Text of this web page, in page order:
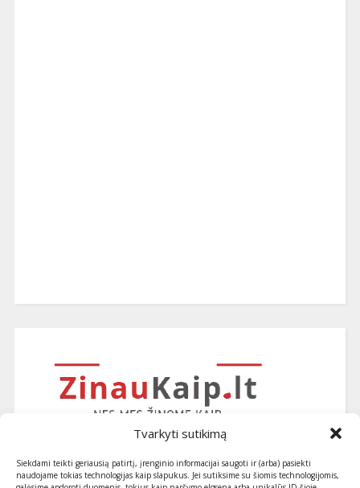
Tvarkyti sutikimą
Siekdami teikti geriausią patirtį, įrenginio informacijai saugoti ir (arba) pasiekti
naudojame tokias technologijas kaip slapukus. Jei sutiksime su šiomis technologijomis,